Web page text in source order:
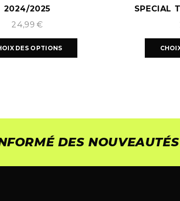
2024/2025
24,99€
DES OPTIONS
SPECIAL
DES NOUVEAUTÉS